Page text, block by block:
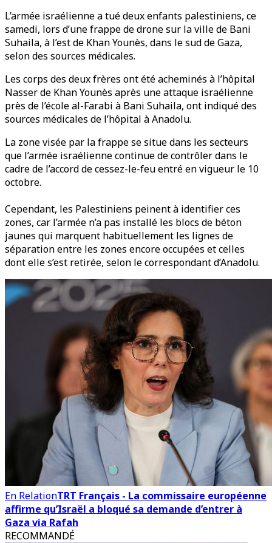
L’armée israélienne a tué deux enfants palestiniens, ce
samedi, lors d’une frappe de drone sur la ville de Bani
Suhaila, à l’est de Khan Younès, dans le sud de Gaza,
selon des sources médicales.
Les corps des deux frères ont été acheminés à l’hôpital
Nasser de Khan Younès après une attaque israélienne
près de l’école al-Farabi à Bani Suhaila, ont indiqué des
sources médicales de l’hôpital à Anadolu.
La zone visée par la frappe se situe dans les secteurs
que l’armée israélienne continue de contrôler dans le
cadre de l’accord de cessez-le-feu entré en vigueur le 10
octobre.
Cependant, les Palestiniens peinent à identifier ces
zones, car l’armée n’a pas installé les blocs de béton
jaunes qui marquent habituellement les lignes de
séparation entre les zones encore occupées et celles
dont elle s’est retirée, selon le correspondant d’Anadolu.
En RelationTRT Français - La commissaire européenne
affirme qu’Israël a bloqué sa demande d’entrer à
Gaza via Rafah
RECOMMANDÉ